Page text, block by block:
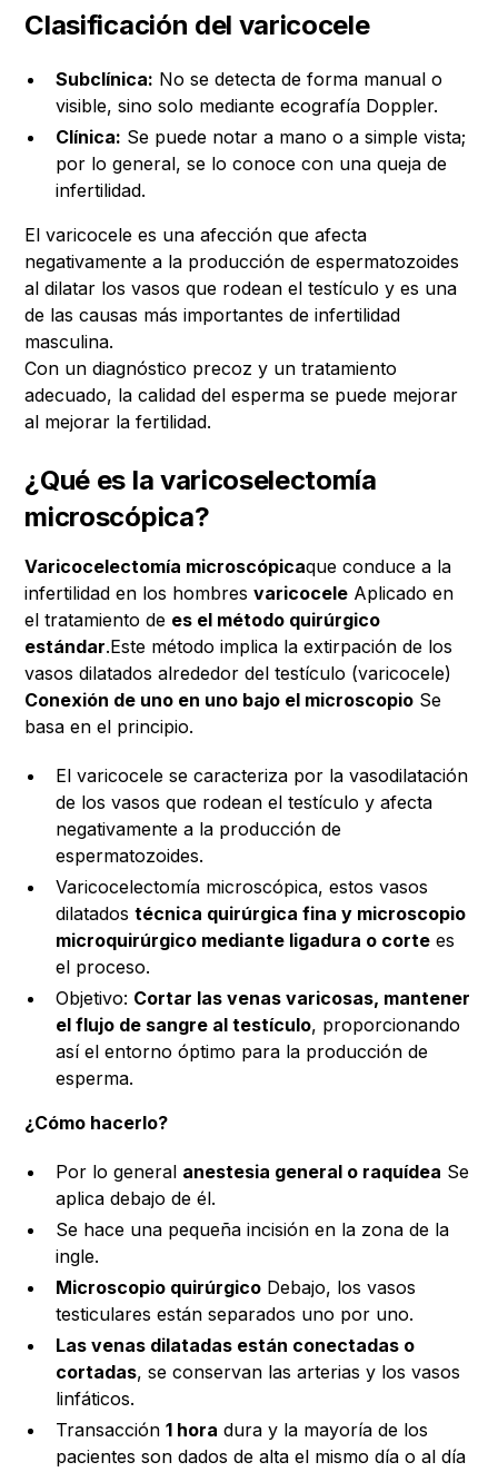
Clasificación del varicocele
Subclínica: No se detecta de forma manual o
visible, sino solo mediante ecografía Doppler.
Clínica: Se puede notar a mano o a simple vista;
por lo general, se lo conoce con una queja de
infertilidad.
El varicocele es una afección que afecta
negativamente a la producción de espermatozoides
al dilatar los vasos que rodean el testículo y es una
de las causas más importantes de infertilidad
masculina.
Con un diagnóstico precoz y un tratamiento
adecuado, la calidad del esperma se puede mejorar
al mejorar la fertilidad.
¿Qué es la varicoselectomía
microscópica?
Varicocelectomía microscópicaque conduce a la
infertilidad en los hombresvaricocele Aplicado en
el tratamiento de es el método quirúrgico
estándar.Este método implica la extirpación de los
vasos dilatados alrededor del testículo (varicocele)
Conexión de uno en uno bajo el microscopio Se
basa en el principio.
El varicocele se caracteriza por la vasodilatación
de los vasos que rodean el testículo y afecta
negativamente a la producción de
espermatozoides.
Varicocelectomía microscópica, estos vasos
dilatadostécnica quirúrgica fina y microscopio
microquirúrgico mediante ligadura o corte es
el proceso.
Objetivo: Cortar las venas varicosas, mantener
el flujo de sangre al testículo, proporcionando
así el entorno óptimo para la producción de
esperma.
¿Cómo hacerlo?
Por lo general anestesia general o raquídea Se
aplica debajo de él.
Se hace una pequeña incisión en la zona de la
ingle.
Microscopio quirúrgico Debajo, los vasos
testiculares están separados uno por uno.
Las venas dilatadas están conectadas o
cortadas, se conservan las arterias y los vasos
linfáticos.
Transacción1 hora dura y la mayoría de los
pacientes son dados de alta el mismo día o al día